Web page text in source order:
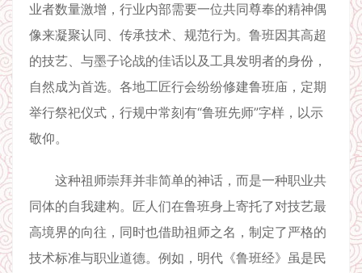
业者数量激增，行业内部需要一位共同尊奉的精神偶
像来凝聚认同、传承技术、规范行为。鲁班因其高超
的技艺、与墨子论战的佳话以及工具发明者的身份，
自然成为首选。各地工匠行会纷纷修建鲁班庙，定期
举行祭祀仪式，行规中常刻有“鲁班先师”字样，以示
敬仰。
这种祖师崇拜并非简单的神话，而是一种职业共
同体的自我建构。匠人们在鲁班身上寄托了对技艺最
高境界的向往，同时也借助祖师之名，制定了严格的
技术标准与职业道德。例如，明代《鲁班经》虽是民